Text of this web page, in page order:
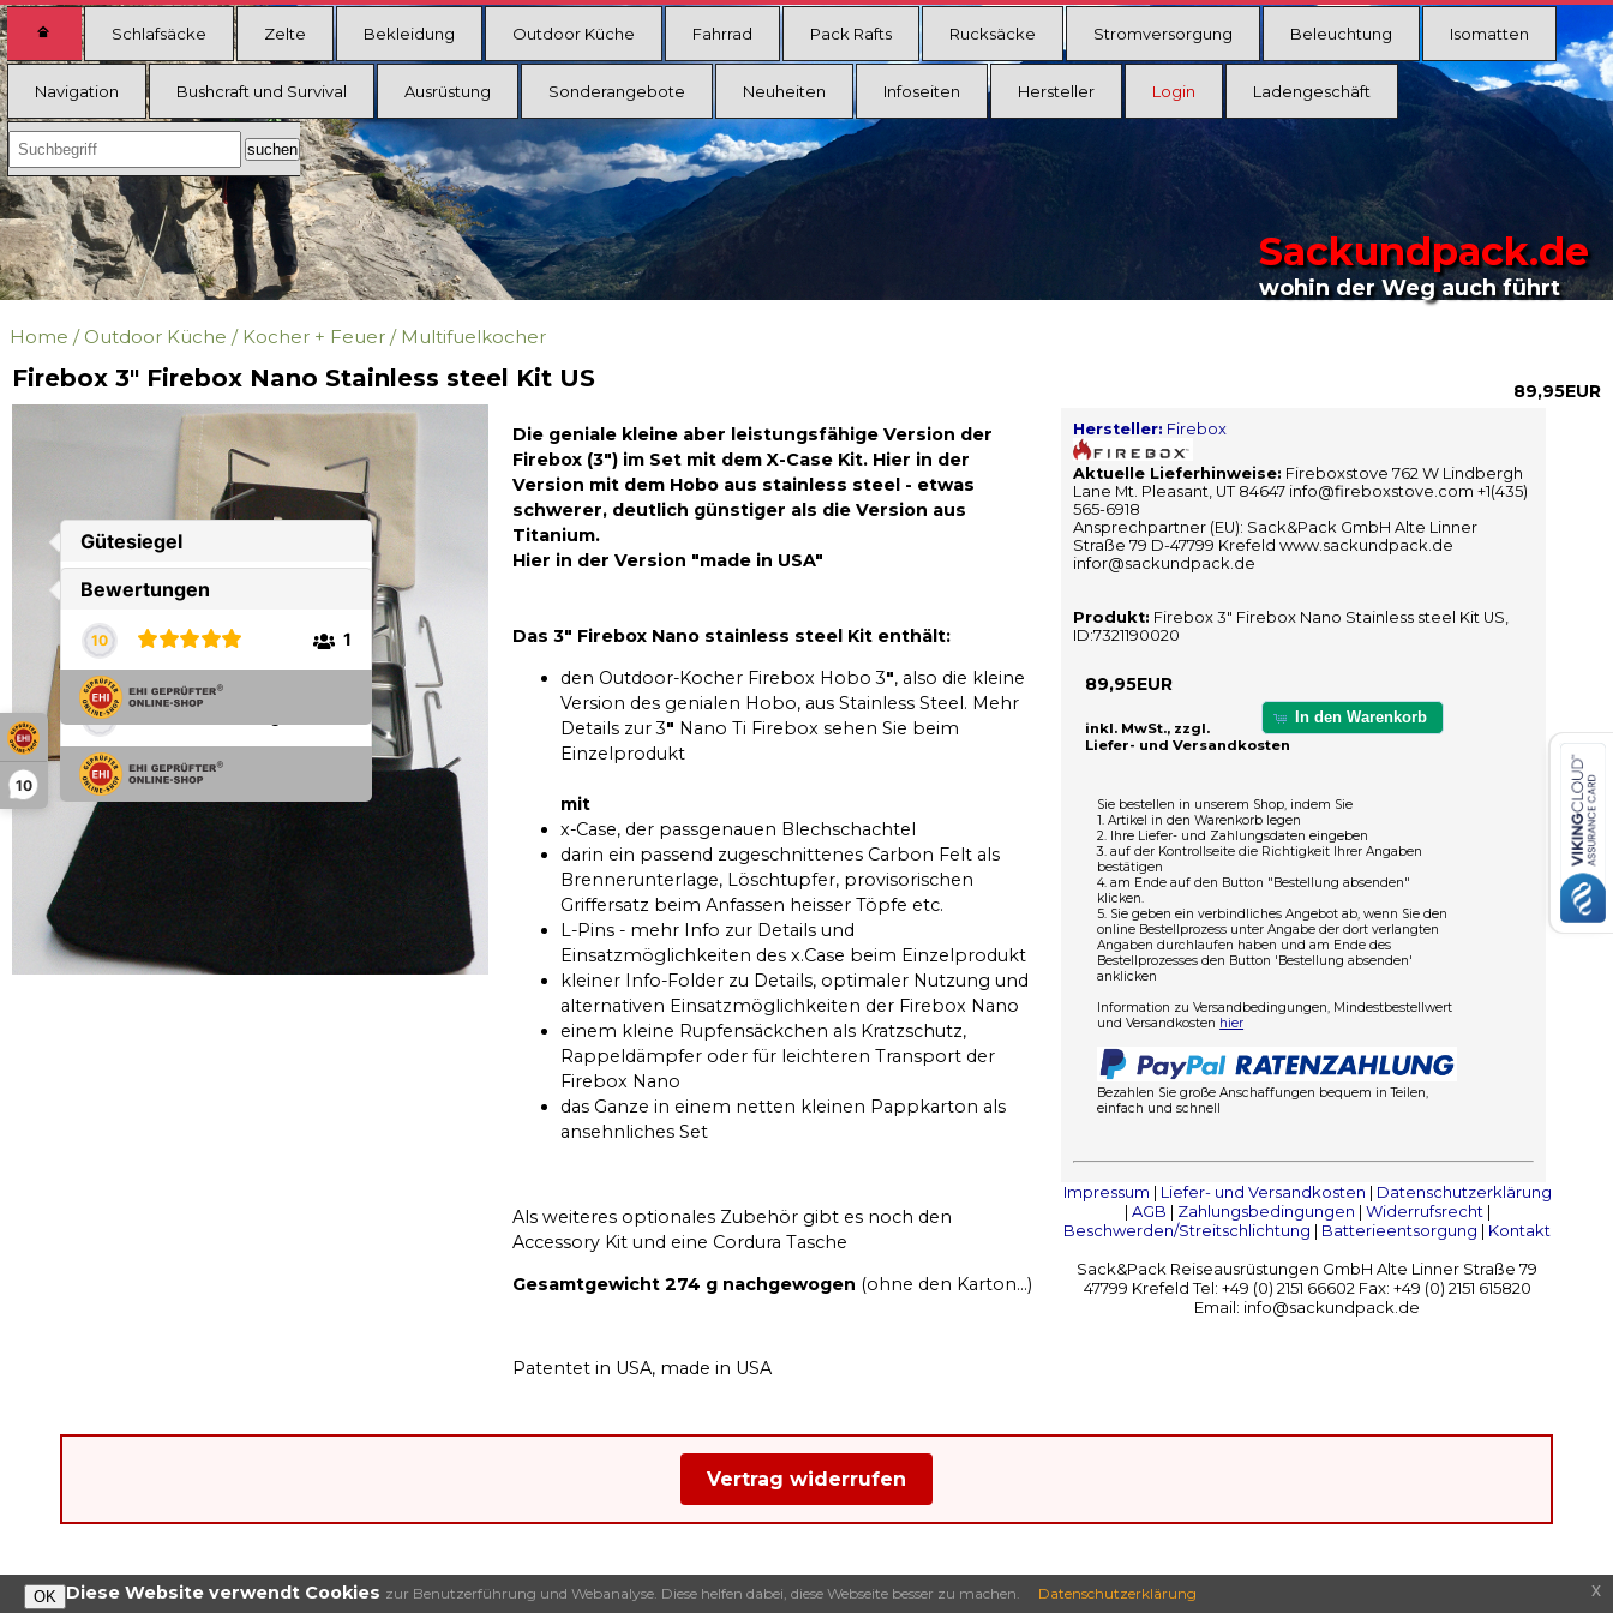
10
Schlafsäcke Zelte Bekleidung Outdoor Küche Fahrrad Pack Rafts Rucksäcke Stromversorgung Beleuchtung Isomatten
Navigation Bushcraft und Survival Ausrüstung Sonderangebote Neuheiten Infoseiten Hersteller Login Ladengeschäft
Sackundpack.de
wohin der Weg auch führt
Home / Outdoor Küche / Kocher + Feuer / Multifuelkocher
89,95EUR
Firebox 3" Firebox Nano Stainless steel Kit US
Die geniale kleine aber leistungsfähige Version der
Firebox (3") im Set mit dem X-Case Kit. Hier in der
Version mit dem Hobo aus stainless steel - etwas
schwerer, deutlich günstiger als die Version aus
Titanium.
Hier in der Version "made in USA"
Das 3" Firebox Nano stainless steel Kit enthält:
den Outdoor-Kocher Firebox Hobo 3", also die kleine
Version des genialen Hobo, aus Stainless Steel. Mehr
Details zur 3" Nano Ti Firebox sehen Sie beim
Einzelprodukt
mit
x-Case, der passgenauen Blechschachtel
darin ein passend zugeschnittenes Carbon Felt als
Brennerunterlage, Löschtupfer, provisorischen
Griffersatz beim Anfassen heisser Töpfe etc.
L-Pins - mehr Info zur Details und
Einsatzmöglichkeiten des x.Case beim Einzelprodukt
kleiner Info-Folder zu Details, optimaler Nutzung und
alternativen Einsatzmöglichkeiten der Firebox Nano
einem kleine Rupfensäckchen als Kratzschutz,
Rappeldämpfer oder für leichteren Transport der
Firebox Nano
das Ganze in einem netten kleinen Pappkarton als
ansehnliches Set
Als weiteres optionales Zubehör gibt es noch den
Accessory Kit und eine Cordura Tasche
Gesamtgewicht 274 g nachgewogen (ohne den Karton...)
Patentet in USA, made in USA
Hersteller: Firebox
Aktuelle Lieferhinweise: Fireboxstove 762 W Lindbergh
Lane Mt. Pleasant, UT 84647 info@fireboxstove.com +1(435)
565-6918
Ansprechpartner (EU): Sack&Pack GmbH Alte Linner
Straße 79 D-47799 Krefeld www.sackundpack.de
infor@sackundpack.de
Produkt: Firebox 3" Firebox Nano Stainless steel Kit US,
ID:7321190020
89,95EUR
In den Warenkorb
inkl. MwSt., zzgl.
Liefer- und Versandkosten
Sie bestellen in unserem Shop, indem Sie
1. Artikel in den Warenkorb legen
2. Ihre Liefer- und Zahlungsdaten eingeben
3. auf der Kontrollseite die Richtigkeit Ihrer Angaben
bestätigen
4. am Ende auf den Button "Bestellung absenden"
klicken.
5. Sie geben ein verbindliches Angebot ab, wenn Sie den
online Bestellprozess unter Angabe der dort verlangten
Angaben durchlaufen haben und am Ende des
Bestellprozesses den Button 'Bestellung absenden'
anklicken
Information zu Versandbedingungen, Mindestbestellwert
und Versandkosten hier
Bezahlen Sie große Anschaffungen bequem in Teilen,
einfach und schnell
Impressum | Liefer- und Versandkosten | Datenschutzerklärung
| AGB | Zahlungsbedingungen | Widerrufsrecht|
Beschwerden/Streitschlichtung | Batterieentsorgung | Kontakt
Sack&Pack Reiseausrüstungen GmbH Alte Linner Straße 79
47799 Krefeld Tel: +49 (0) 2151 66602 Fax: +49 (0) 2151 615820
Email: info@sackundpack.de
Vertrag widerrufen
Diese Website verwendt Cookies zur Benutzerführung und Webanalyse. Diese helfen dabei, diese Webseite besser zu machen.
OK Datenschutzerklärung x